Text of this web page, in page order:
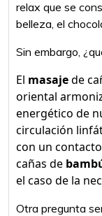
relax que se
belleza, el
Sin embargo,
El masajede
oriental
energético de
circulación
con un
cañas de
el caso de la
Otra pregunta